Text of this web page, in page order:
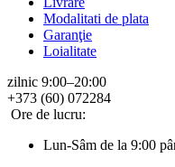
Modalitati de plata
Garanţie
Loialitate
zilnic 9:00–20:00
+373 (60) 072284
Ore de lucru:
Lun-Sâm de la 9:00